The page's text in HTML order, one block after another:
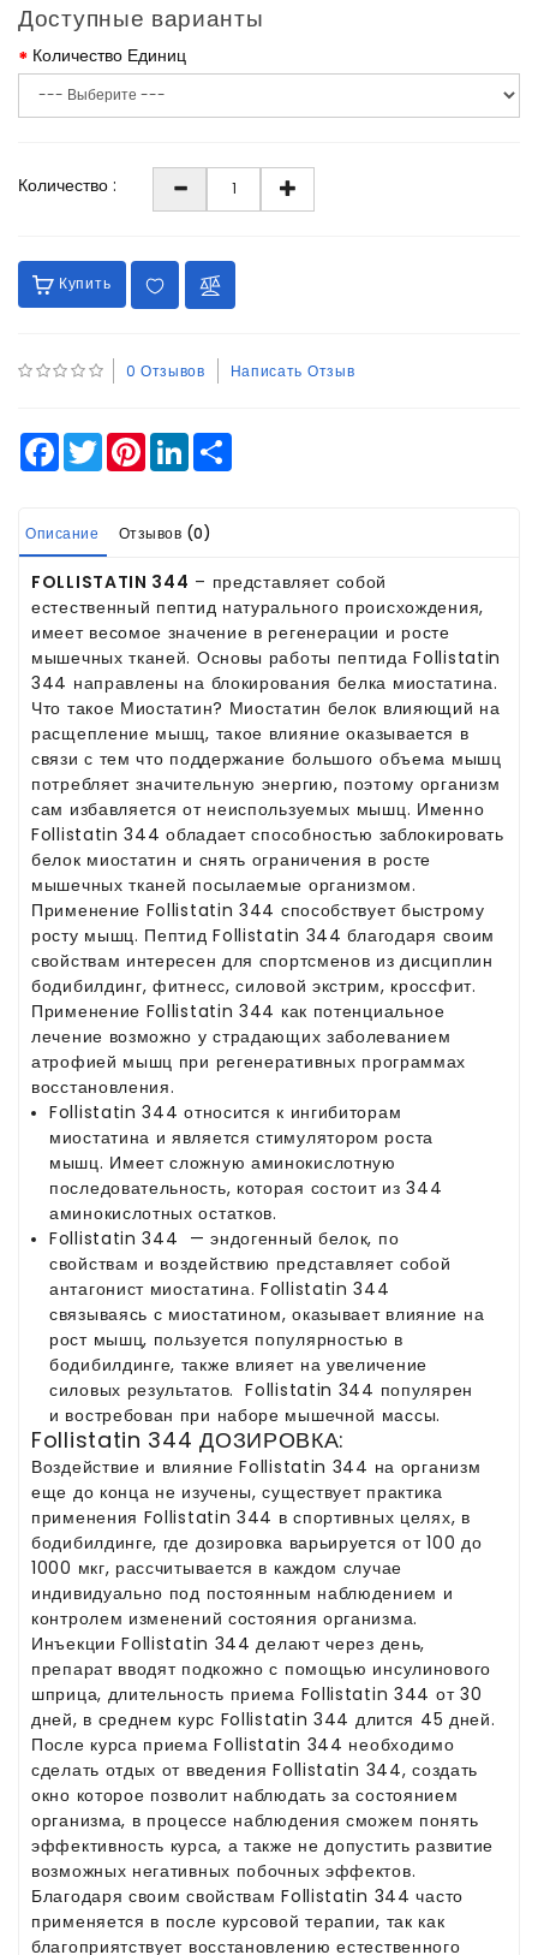
Доступные варианты
Количество Единиц
Количество :
Купить
0 Отзывов Написать Отзыв
Facebook
TwitterPinterestLinkedIn
Описание Отзывов (0)
FOLLISTATIN 344 – представляет собой
естественный пептид натурального происхождения,
имеет весомое значение в регенерации и росте
мышечных тканей. Основы работы пептида Follistatin
344 направлены на блокирования белка миостатина.
Что такое Миостатин? Миостатин белок влияющий на
расщепление мышц, такое влияние оказывается в
связи с тем что поддержание большого объема мышц
потребляет значительную энергию, поэтому организм
сам избавляется от неиспользуемых мышц. Именно
Follistatin 344 обладает способностью заблокировать
белок миостатин и снять ограничения в росте
мышечных тканей посылаемые организмом.
Применение Follistatin 344 способствует быстрому
росту мышц. Пептид Follistatin 344 благодаря своим
свойствам интересен для спортсменов из дисциплин
бодибилдинг, фитнесс, силовой экстрим, кроссфит.
Применение Follistatin 344 как потенциальное
лечение возможно у страдающих заболеванием
атрофией мышц при регенеративных программах
восстановления.
Follistatin 344 относится к ингибиторам
миостатина и является стимулятором роста
мышц. Имеет сложную аминокислотную
последовательность, которая состоит из 344
аминокислотных остатков.
Follistatin 344 — эндогенный белок, по
свойствам и воздействию представляет собой
антагонист миостатина. Follistatin 344
связываясь с миостатином, оказывает влияние на
рост мышц, пользуется популярностью в
бодибилдинге, также влияет на увеличение
силовых результатов. Follistatin 344 популярен
и востребован при наборе мышечной массы.
Follistatin 344 ДОЗИРОВКА:
Воздействие и влияние Follistatin 344 на организм
еще до конца не изучены, существует практика
применения Follistatin 344 в спортивных целях, в
бодибилдинге, где дозировка варьируется от 100 до
1000 мкг, рассчитывается в каждом случае
индивидуально под постоянным наблюдением и
контролем изменений состояния организма.
Инъекции Follistatin 344 делают через день,
препарат вводят подкожно с помощью инсулинового
шприца, длительность приема Follistatin 344 от 30
дней, в среднем курс Follistatin 344 длится 45 дней.
После курса приема Follistatin 344 необходимо
сделать отдых от введения Follistatin 344, создать
окно которое позволит наблюдать за состоянием
организма, в процессе наблюдения сможем понять
эффективность курса, а также не допустить развитие
возможных негативных побочных эффектов.
Благодаря своим свойствам Follistatin 344 часто
применяется в после курсовой терапии, так как
благоприятствует восстановлению естественного